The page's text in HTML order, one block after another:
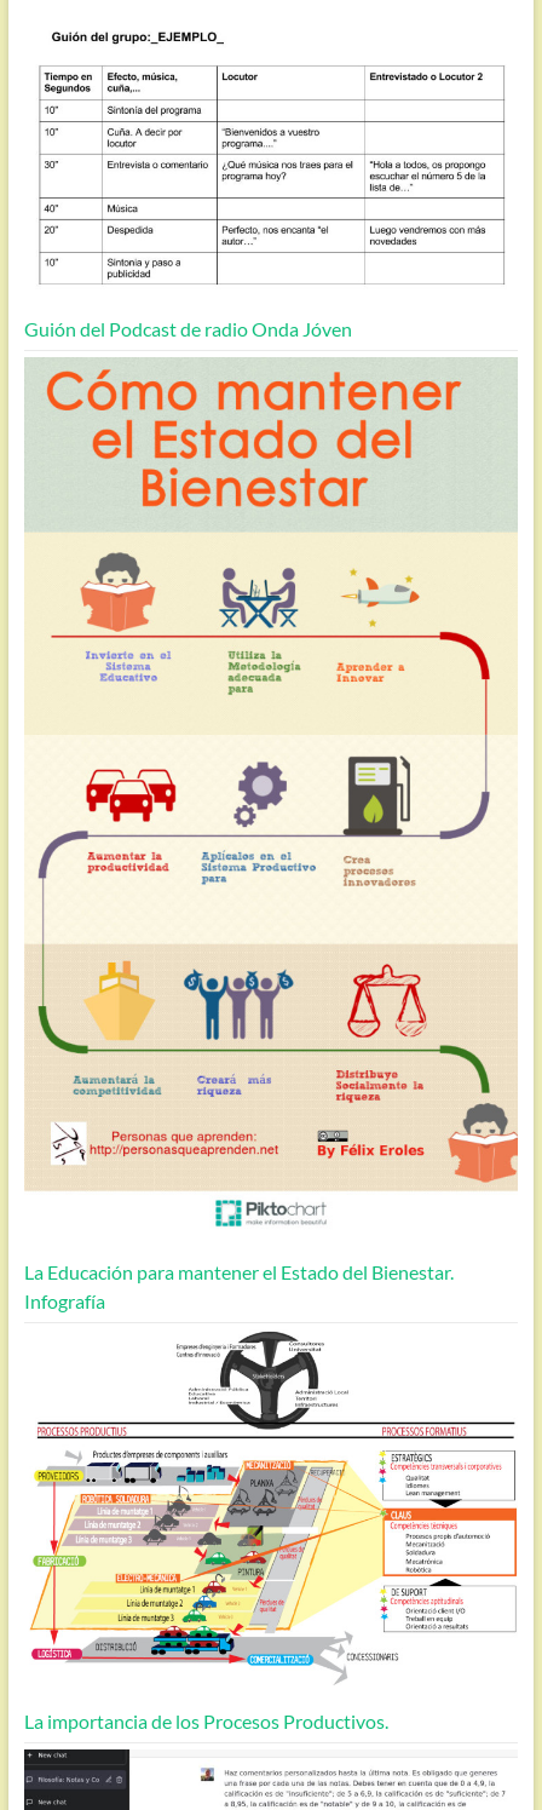
Guión del Podcast de radio Onda Jóven
La Educación para mantener el Estado del Bienestar.
Infografía
La importancia de los Procesos Productivos.